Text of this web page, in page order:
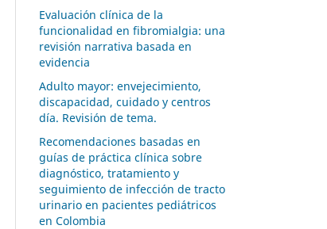
Evaluación clínica de la
funcionalidad en fibromialgia: una
revisión narrativa basada en
evidencia
Adulto mayor: envejecimiento,
discapacidad, cuidado y centros
día. Revisión de tema.
Recomendaciones basadas en
guías de práctica clínica sobre
diagnóstico, tratamiento y
seguimiento de infección de tracto
urinario en pacientes pediátricos
en Colombia